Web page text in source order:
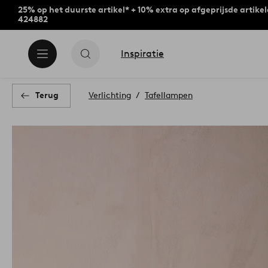
25% op het duurste artikel* + 10% extra op afgeprijsde
424882
Inspiratie
Terug Verlichting Tafellampen